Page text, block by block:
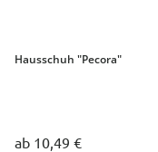
Hausschuh "Pecora"
ab 10,49 €